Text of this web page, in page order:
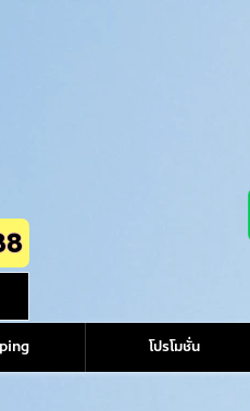
โปรโมชั่น